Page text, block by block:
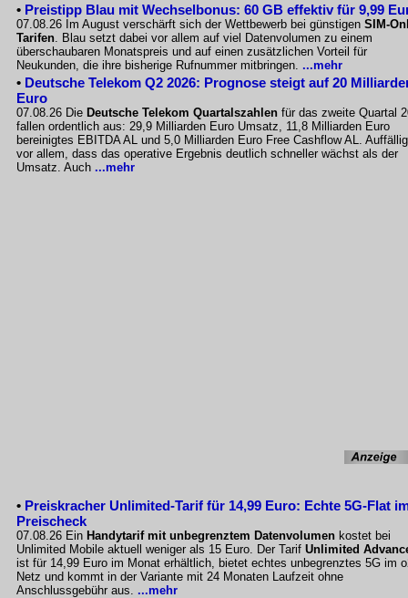
• Preistipp Blau mit Wechselbonus: 60 GB effektiv für 9,99
07.08.26 Im August verschärft sich der Wettbewerb bei günstigen SIM-
Tarifen. Blau setzt dabei vor allem auf viel Datenvolumen zu einem
überschaubaren Monatspreis und auf einen zusätzlichen Vorteil für
Neukunden, die ihre bisherige Rufnummer mitbringen. ...mehr
• Deutsche Telekom Q2 2026: Prognose steigt auf 20
Euro
07.08.26 Die Deutsche Telekom Quartalszahlen für das zweite Quartal
fallen ordentlich aus: 29,9 Milliarden Euro Umsatz, 11,8 Milliarden Euro
bereinigtes EBITDA AL und 5,0 Milliarden Euro Free Cashflow AL.
vor allem, dass das operative Ergebnis deutlich schneller wächst als der
Umsatz. Auch ...mehr
• Preiskracher Unlimited-Tarif für 14,99 Euro: Echte 5G-Flat
Preischeck
07.08.26 Ein Handytarif mit unbegrenztem Datenvolumen kostet bei
Unlimited Mobile aktuell weniger als 15 Euro. Der Tarif Unlimited
ist für 14,99 Euro im Monat erhältlich, bietet echtes unbegrenztes 5G im
Netz und kommt in der Variante mit 24 Monaten Laufzeit ohne
Anschlussgebühr aus. ...mehr